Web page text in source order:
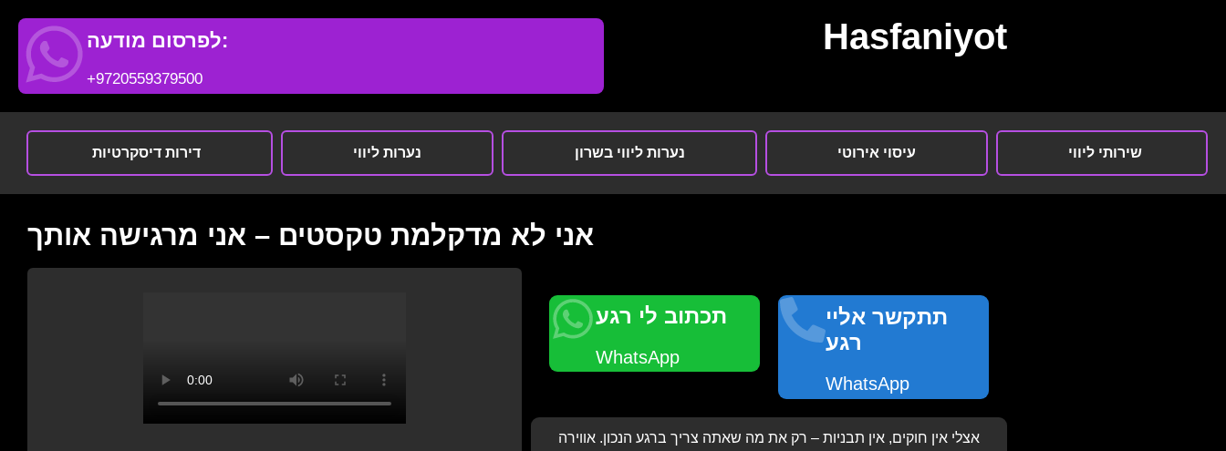
לפרסום מודעה:
+9720559379500
Hasfaniyot
דירות דיסקרטיות נערות ליווי נערות ליווי בשרון עיסוי אירוטי שירותי ליווי
אני לא מדקלמת טקסטים – אני מרגישה אותך
תכתוב לי רגע
WhatsApp
תתקשר אליי
רגע
WhatsApp
אצלי אין חוקים, אין תבניות – רק את מה שאתה צריך ברגע הנכון. אווירה